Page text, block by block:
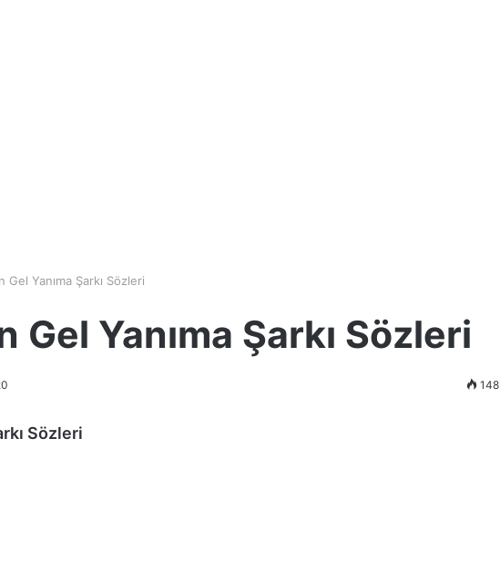
Gel Yanıma Şarkı Sözleri
Gel Yanıma Şarkı Sözleri
148
Sözleri